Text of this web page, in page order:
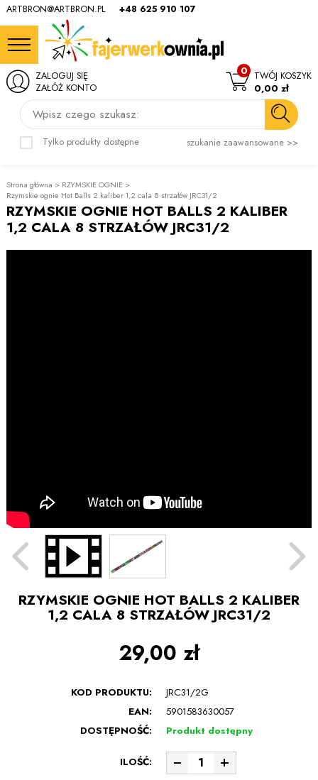
ARTBRON@ARTBRON.PL +48 625 910 107
Wpisz czego szukasz:
Tylko produkty dostępne szukanie zaawansowane >>
ZALOGUJ SIĘ
ZAŁÓŻ KONTO
TWÓJ KOSZYK
0
0,00 zł
Strona główna > RZYMSKIE OGNIE >
Rzymskie ognie Hot Balls 2 kaliber 1,2 cala 8 strzałów JRC31/2
RZYMSKIE OGNIE HOT BALLS 2 KALIBER
1,2 CALA 8 STRZAŁÓW JRC31/2
RZYMSKIE OGNIE HOT BALLS 2 KALIBER
1,2 CALA 8 STRZAŁÓW JRC31/2
29,00 zł
KOD PRODUKTU:
JRC31/2G
EAN:
5901583630057
DOSTĘPNOŚĆ:
Produkt dostępny
ILOŚĆ: